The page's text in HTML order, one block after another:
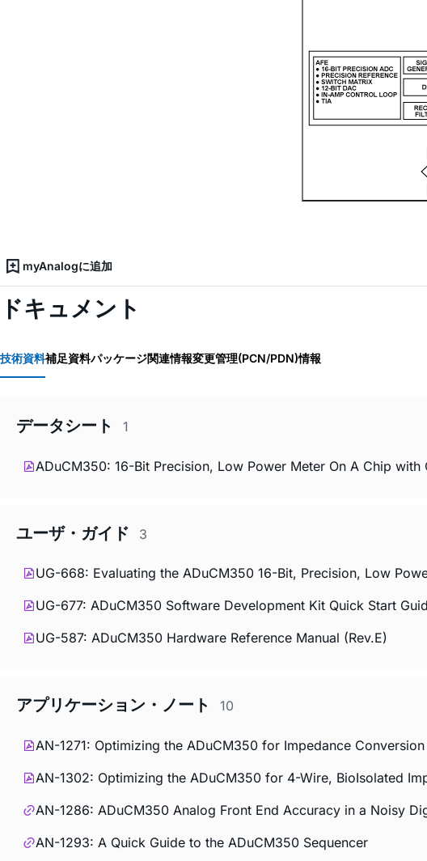
myAnalogに追加
ドキュメント
技術資料補足資料パッケージ関連情報変更管理(PCN/PDN)情報
データシート 1
ADuCM350: 16-Bit Precision, Low Power Meter On A Chip
ユーザ・ガイド 3
UG-668: Evaluating the ADuCM350 16-Bit, Precision, Low
UG-677: ADuCM350 Software Development Kit Quick Start
UG-587: ADuCM350 Hardware Reference Manual (Rev.E)
アプリケーション・ノート 10
AN-1271: Optimizing the ADuCM350 for Impedance Conversion
AN-1302: Optimizing the ADuCM350 for 4-Wire, BioIsolated
AN-1286: ADuCM350 Analog Front End Accuracy in a Noisy
AN-1293: A Quick Guide to the ADuCM350 Sequencer